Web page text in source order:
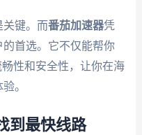
关键。而番茄加速器凭
首选。它不仅能帮你
性和安全性，让你在海
。
到最快线路